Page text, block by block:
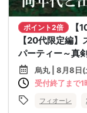
ポイント2倍
【
【20代限定編
パーティー～真
烏丸 | 8月8日
受付終了まで1
フィオーレ